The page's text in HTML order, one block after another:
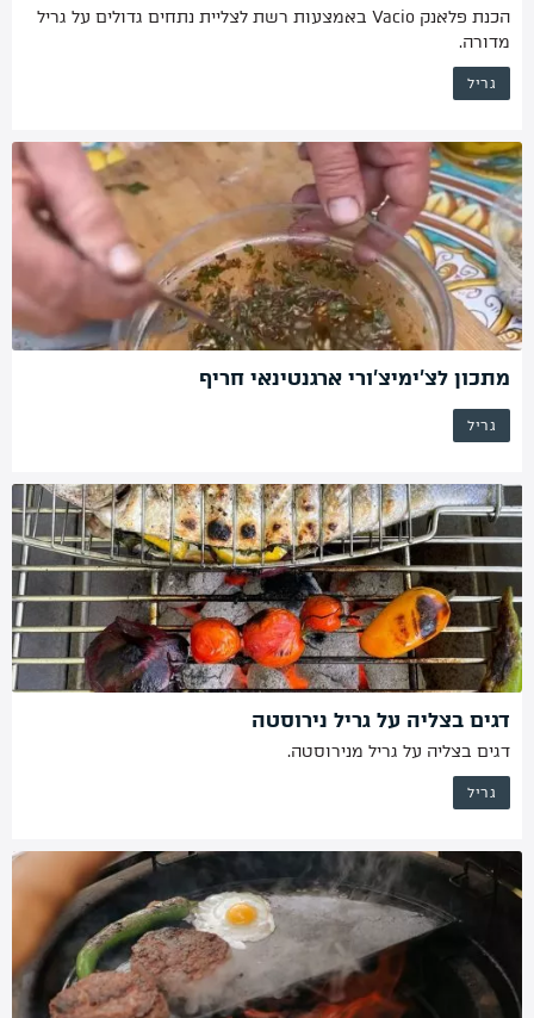
הכנת פלאנק Vacio באמצעות רשת לצליית נתחים גדולים על גריל
מדורה.
גריל
מתכון לצ’ימיצ’ורי ארגנטינאי חריף
גריל
דגים בצליה על גריל נירוסטה
דגים בצליה על גריל מנירוסטה.
גריל